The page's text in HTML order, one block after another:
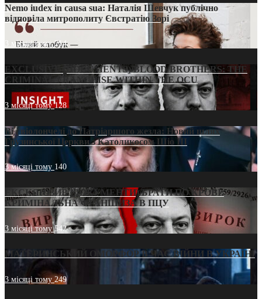
Nemo iudex in causa sua: Наталія Шевчук публічно
відповіла митрополиту Євстратію Зорі
3 місяці тому214
EXCLUSIVE (DOCUMENTS)/BLOOD BROTHERS: THE
CRIMINAL FRANCHISE WITHIN THE OCU
3 місяці тому128
Від віолончелі до Патріаршого жезла: Новий шлях
Грузинської Церкви з Католикосом Шіо III
3 місяці тому 140
ЕКСКЛЮЗИВ (ДОКУМЕНТИ)/БРАТИ ПО КРОВІ:
КРИМІНАЛЬНА ФРАНШИЗА В ПЦУ
3 місяці тому542
МАТЕРИНСЬКИЙ ОМОРФОР В ЧАС ВІЙНИ В УКРАЇНІ
3 місяці тому249